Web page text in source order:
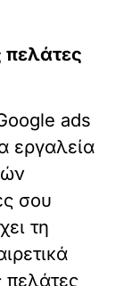
πελάτες
ads
εργαλεία
σου
τη
πελάτες